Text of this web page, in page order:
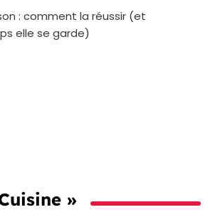
: comment la réussir (et
elle se garde)
»